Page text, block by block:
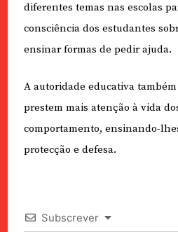
diferentes temas nas escolas
consciência dos estudantes
ensinar formas de pedir ajuda.
A autoridade educativa
prestem mais atenção à vida
comportamento, ensinando-
protecção e defesa.
Subscrever